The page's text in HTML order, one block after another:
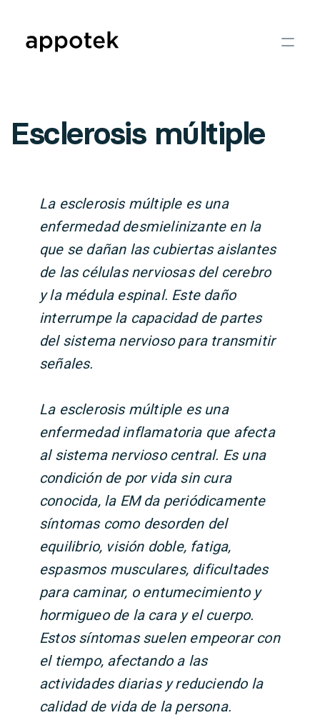
Esclerosis múltiple
La esclerosis múltiple es una
enfermedad desmielinizante en la
que se dañan las cubiertas aislantes
de las células nerviosas del cerebro
y la médula espinal. Este daño
interrumpe la capacidad de partes
del sistema nervioso para transmitir
señales.
La esclerosis múltiple es una
enfermedad inflamatoria que afecta
al sistema nervioso central. Es una
condición de por vida sin cura
conocida, la EM da periódicamente
síntomas como desorden del
equilibrio, visión doble, fatiga,
espasmos musculares, dificultades
para caminar, o entumecimiento y
hormigueo de la cara y el cuerpo.
Estos síntomas suelen empeorar con
el tiempo, afectando a las
actividades diarias y reduciendo la
calidad de vida de la persona.